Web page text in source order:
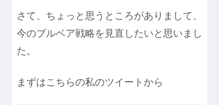
さて、ちょっと思うところがありまして、
今のブルベア戦略を見直したいと思いまし
た。
まずはこちらの私のツイートから